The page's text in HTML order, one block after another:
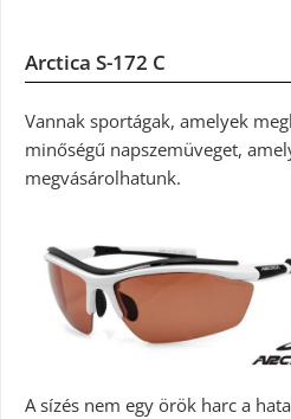
Arctica S-172 C
Vannak sportágak, amelyek
minőségű napszemüveget,
megvásárolhatunk.
A sízés nem egy örök harc a